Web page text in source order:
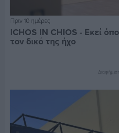
Πριν 10 ημέρες
ICHOS IN CHIOS - Εκεί
τον δικό της ήχο
Διαφήμιση